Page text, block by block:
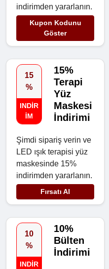
indirimden yararlanın.
Kupon Kodunu
Göster
15
%
INDIR
IM
15%
Terapi
Yüz
Maskesi
İndirimi
Şimdi sipariş verin ve
LED ışık terapisi yüz
maskesinde 15%
indirimden yararlanın.
Fırsatı Al
10
%
INDIR
10%
Bülten
İndirimi